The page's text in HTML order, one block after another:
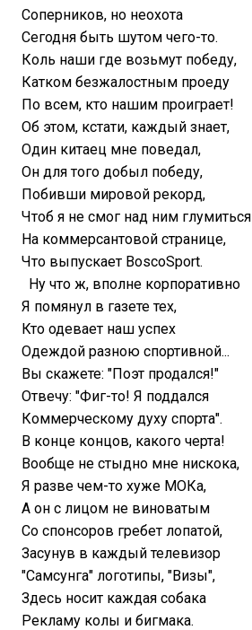
Соперников, но неохота
Сегодня быть шутом чего-то.
Коль наши где возьмут победу,
Катком безжалостным проеду
По всем, кто нашим проиграет!
Об этом, кстати, каждый знает,
Один китаец мне поведал,
Он для того добыл победу,
Побивши мировой рекорд,
Чтоб я не смог над ним глумиться
На коммерсантовой странице,
Что выпускает BoscoSport.
Ну что ж, вполне корпоративно
Я помянул в газете тех,
Кто одевает наш успех
Одеждой разною спортивной...
Вы скажете: "Поэт продался!"
Отвечу: "Фиг-то! Я поддался
Коммерческому духу спорта".
В конце концов, какого черта!
Вообще не стыдно мне нискока,
Я разве чем-то хуже МОКа,
А он с лицом не виноватым
Со спонсоров гребет лопатой,
Засунув в каждый телевизор
"Самсунга" логотипы, "Визы",
Здесь носит каждая собака
Рекламу колы и бигмака.